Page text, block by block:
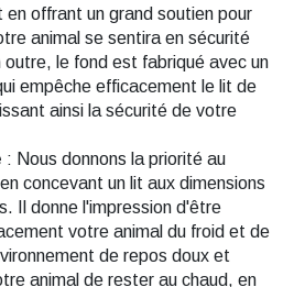
en offrant un grand soutien pour
animal se sentira en sécurité
outre, le fond est fabriqué avec un
empêche efficacement le lit de
ainsi la sécurité de votre
: Nous donnons la priorité au
concevant un lit aux dimensions
Il donne l'impression d'être
votre animal du froid et de
de repos doux et
animal de rester au chaud, en